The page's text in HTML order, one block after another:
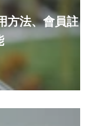
方法、會員註